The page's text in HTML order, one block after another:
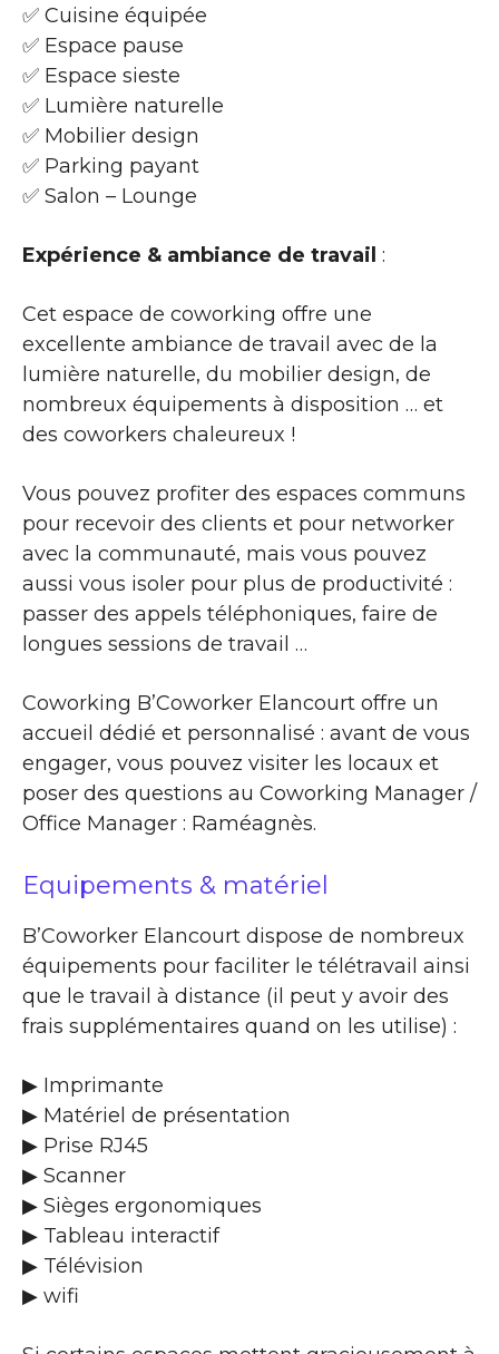
✅ Cuisine équipée
✅ Espace pause
✅ Espace sieste
✅ Lumière naturelle
✅ Mobilier design
✅ Parking payant
✅ Salon – Lounge
Expérience & ambiance de travail :
Cet espace de coworking offre une
excellente ambiance de travail avec de la
lumière naturelle, du mobilier design, de
nombreux équipements à disposition … et
des coworkers chaleureux !
Vous pouvez profiter des espaces communs
pour recevoir des clients et pour networker
avec la communauté, mais vous pouvez
aussi vous isoler pour plus de productivité :
passer des appels téléphoniques, faire de
longues sessions de travail …
Coworking B’Coworker Elancourt offre un
accueil dédié et personnalisé : avant de vous
engager, vous pouvez visiter les locaux et
poser des questions au Coworking Manager /
Office Manager : Raméagnès.
Equipements & matériel
B’Coworker Elancourt dispose de nombreux
équipements pour faciliter le télétravail ainsi
que le travail à distance (il peut y avoir des
frais supplémentaires quand on les utilise) :
▶ Imprimante
▶ Matériel de présentation
▶ Prise RJ45
▶ Scanner
▶ Sièges ergonomiques
▶ Tableau interactif
▶ Télévision
▶ wifi